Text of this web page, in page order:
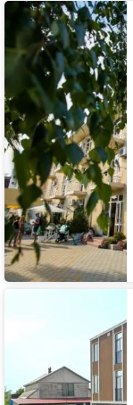
Гостевой
Эдем-2